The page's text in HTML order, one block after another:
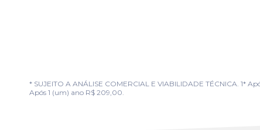
* SUJEITO A ANÁLISE COMERCIAL E VIABILIDADE TÉCNICA. 1*
Após 1 (um) ano R$ 209,00.